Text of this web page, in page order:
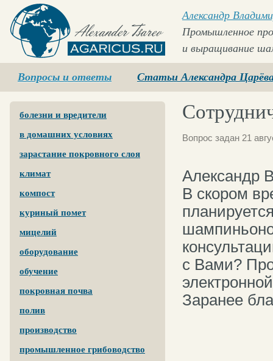
Agaricus.ru
Александр
Промышленное
и выращивание
Вопросы и ответы Статьи Александра
болезни и вредители
в домашних условиях
зарастание покровного слоя
климат
компост
куриный помет
мицелий
оборудование
обучение
покровная почва
полив
производство
промышленное грибоводство
Вопрос задан 21
Александр
В скором
с Вами?
Заранее